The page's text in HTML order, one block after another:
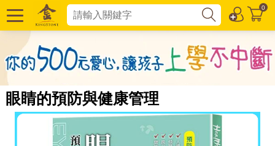
0
眼睛的預防與健康管理